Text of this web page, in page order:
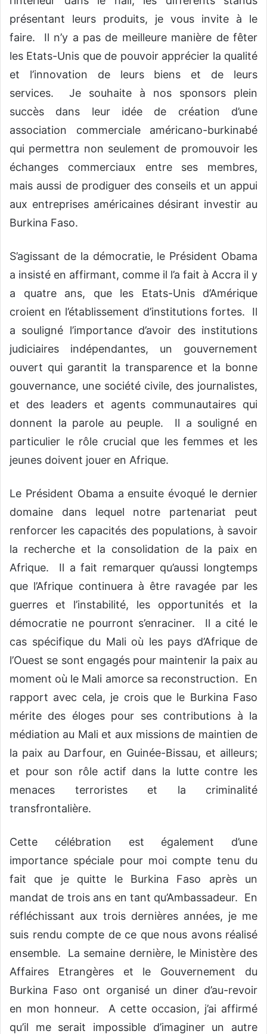
présentant leurs produits, je vous invite à le
faire. Il n’y a pas de meilleure manière de fêter
les Etats-Unis que de pouvoir apprécier la qualité
et l’innovation de leurs biens et de leurs
services. Je souhaite à nos sponsors plein
succès dans leur idée de création d’une
association commerciale américano-burkinabé
qui permettra non seulement de promouvoir les
échanges commerciaux entre ses membres,
mais aussi de prodiguer des conseils et un appui
aux entreprises américaines désirant investir au
Burkina Faso.
S’agissant de la démocratie, le Président Obama
a insisté en affirmant, comme il l’a fait à Accra il y
a quatre ans, que les Etats-Unis d’Amérique
croient en l’établissement d’institutions fortes. Il
a souligné l’importance d’avoir des institutions
judiciaires indépendantes, un gouvernement
ouvert qui garantit la transparence et la bonne
gouvernance, une société civile, des journalistes,
et des leaders et agents communautaires qui
donnent la parole au peuple. Il a souligné en
particulier le rôle crucial que les femmes et les
jeunes doivent jouer en Afrique.
Le Président Obama a ensuite évoqué le dernier
domaine dans lequel notre partenariat peut
renforcer les capacités des populations, à savoir
la recherche et la consolidation de la paix en
Afrique. Il a fait remarquer qu’aussi longtemps
que l’Afrique continuera à être ravagée par les
guerres et l’instabilité, les opportunités et la
démocratie ne pourront s’enraciner. Il a cité le
cas spécifique du Mali où les pays d’Afrique de
l’Ouest se sont engagés pour maintenir la paix au
moment où le Mali amorce sa reconstruction. En
rapport avec cela, je crois que le Burkina Faso
mérite des éloges pour ses contributions à la
médiation au Mali et aux missions de maintien de
la paix au Darfour, en Guinée-Bissau, et ailleurs;
et pour son rôle actif dans la lutte contre les
menaces terroristes et la criminalité
transfrontalière.
Cette célébration est également d’une
importance spéciale pour moi compte tenu du
fait que je quitte le Burkina Faso après un
mandat de trois ans en tant qu’Ambassadeur. En
réfléchissant aux trois dernières années, je me
suis rendu compte de ce que nous avons réalisé
ensemble. La semaine dernière, le Ministère des
Affaires Etrangères et le Gouvernement du
Burkina Faso ont organisé un diner d’au-revoir
en mon honneur. A cette occasion, j’ai affirmé
qu’il me serait impossible d’imaginer un autre